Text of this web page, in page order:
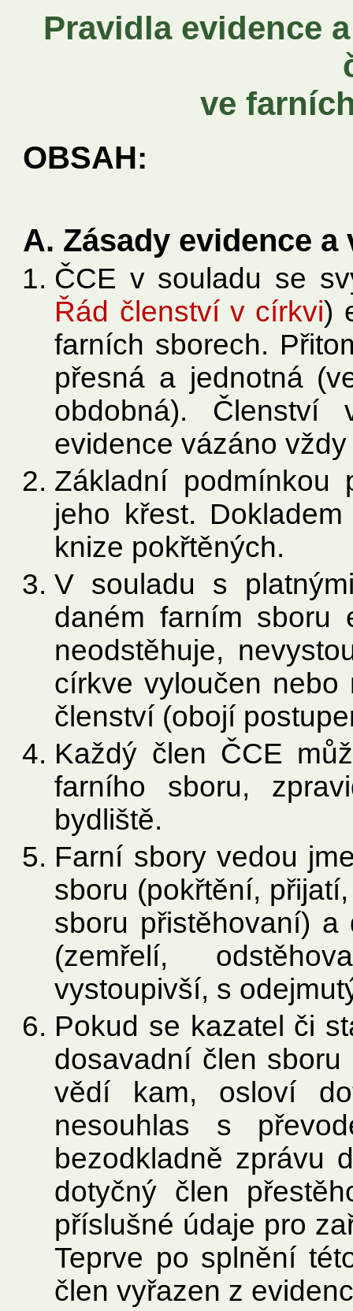
Pravidla evidence
ve
OBSAH:
A. Zásady evidence
ČCE v souladu se
Řád členství v církvi)
farních sborech.
přesná a jednotná
obdobná).
evidence vázáno
Základní
jeho křest.
knize pokřtěných.
V souladu s
daném farním sboru
neodstěhuje,
církve vyloučen nebo
členství (obojí
Každý člen ČCE
farního sboru,
bydliště.
Farní sbory vedou
sboru (pokřtění,
sboru přistěhovaní)
(zemřelí,
vystoupivší, s
Pokud se kazatel či
dosavadní člen
vědí kam, osloví
nesouhlas s
bezodkladně zprávu
dotyčný člen
příslušné údaje pro
Teprve po splnění
člen vyřazen z